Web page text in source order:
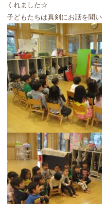
くれました☆
子どもたちは真剣にお話を聞